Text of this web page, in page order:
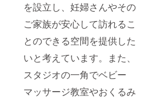
を設立し、妊婦さんやその
ご家族が安心して訪れるこ
とのできる空間を提供した
いと考えています。また、
スタジオの一角でベビー
マッサージ教室やおくるみ